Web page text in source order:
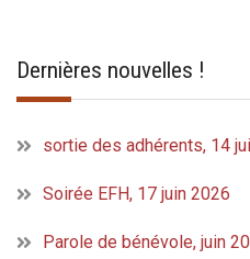
Dernières nouvelles !
sortie des adhérents, 14
Soirée EFH, 17 juin 2026
Parole de bénévole, juin